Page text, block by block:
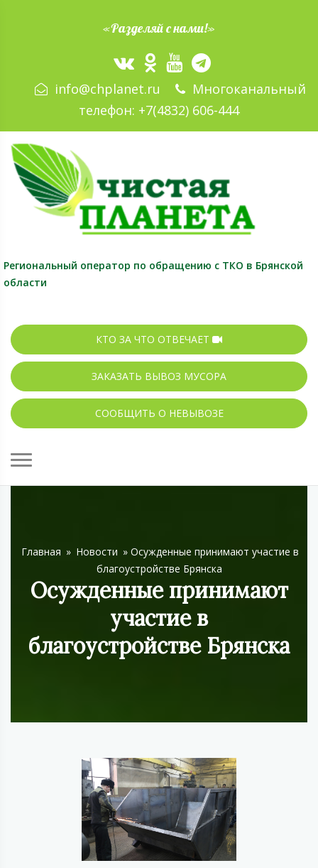
«Разделяй с нами!»
info@chplanet.ru
Многоканальный
телефон: +7(4832) 606-444
Региональный оператор по обращению с ТКО в Брянской
области
КТО ЗА ЧТО ОТВЕЧАЕТ
ЗАКАЗАТЬ ВЫВОЗ МУСОРА
СООБЩИТЬ О НЕВЫВОЗЕ
Главная » Новости » Осужденные принимают участие в
благоустройстве Брянска
Осужденные принимают
участие в
благоустройстве Брянска